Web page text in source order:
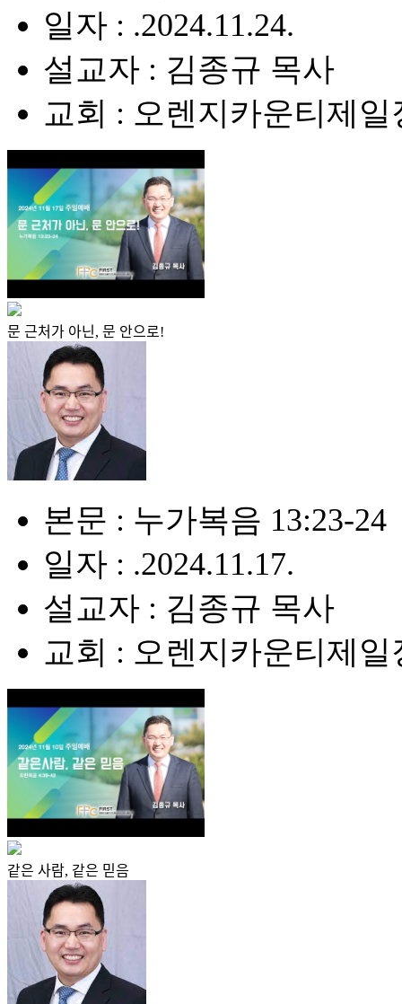
일자 : .2024.11.24.
설교자 : 김종규 목사
교회 : 오렌지카운티제일
문 근처가 아닌, 문 안으로!
본문 : 누가복음 13:23-24
일자 : .2024.11.17.
설교자 : 김종규 목사
교회 : 오렌지카운티제일
같은 사람, 같은 믿음